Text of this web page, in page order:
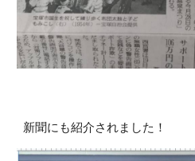
新聞にも紹介されました！